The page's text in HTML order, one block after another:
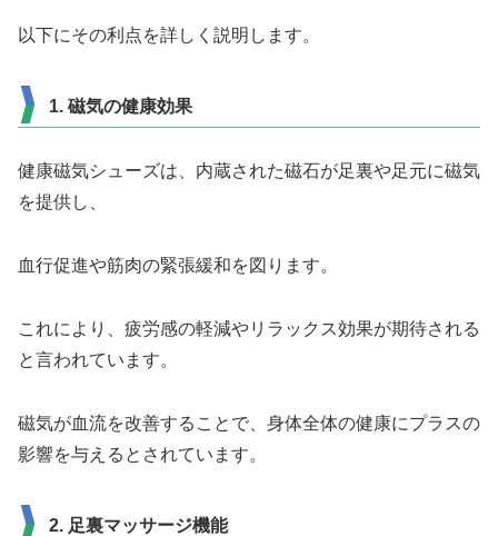
以下にその利点を詳しく説明します。
1. 磁気の健康効果
健康磁気シューズは、内蔵された磁石が足裏や足元に磁気
を提供し、
血行促進や筋肉の緊張緩和を図ります。
これにより、疲労感の軽減やリラックス効果が期待される
と言われています。
磁気が血流を改善することで、身体全体の健康にプラスの
影響を与えるとされています。
2. 足裏マッサージ機能